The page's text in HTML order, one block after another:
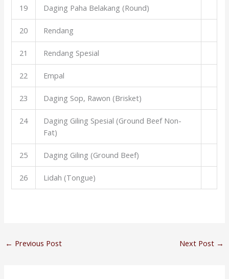
19 Daging Paha Belakang (Round)
20 Rendang
21 Rendang Spesial
22 Empal
23 Daging Sop, Rawon (Brisket)
24
Daging Giling Spesial (Ground Beef Non-
Fat)
25 Daging Giling (Ground Beef)
26 Lidah (Tongue)
← Previous Post Next Post →